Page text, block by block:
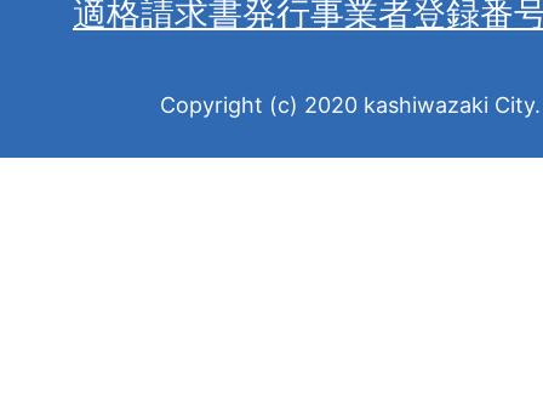
適格請求書発行事業者登録番
Copyright (c) 2020 kashiwazaki